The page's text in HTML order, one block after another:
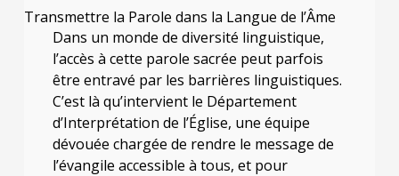
Transmettre la Parole dans la Langue de l’Âme
Dans un monde de diversité linguistique,
l’accès à cette parole sacrée peut parfois
être entravé par les barrières linguistiques.
C’est là qu’intervient le Département
d’Interprétation de l’Église, une équipe
dévouée chargée de rendre le message de
l’évangile accessible à tous, et pour